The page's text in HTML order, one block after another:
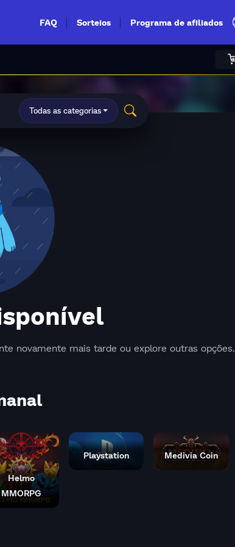
FAQ Sorteios Programa de afiliados
Todas as categorias
novamente mais tarde ou explore outras opções.
Helmo
MMORPG
Playstation Medivia Coin